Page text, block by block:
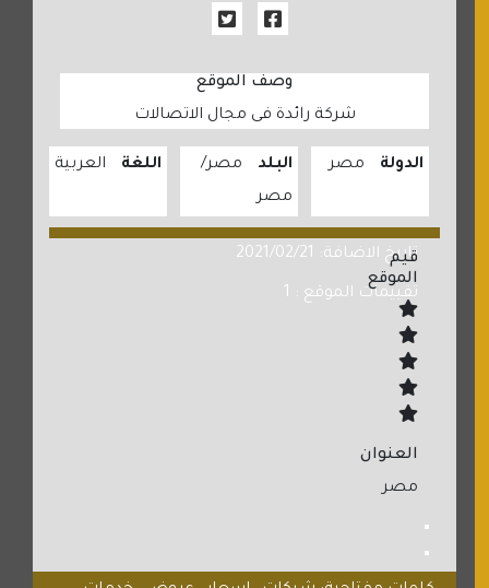
وصف الموقع
شركة رائدة فى مجال الاتصالات
الدولة مصر البلد
مصر
مصر
اللغة العربية
تاريخ الاضافة: 2021/02/21
تقييمات الموقع : 1
قيم
الموقع
العنوان
مصر